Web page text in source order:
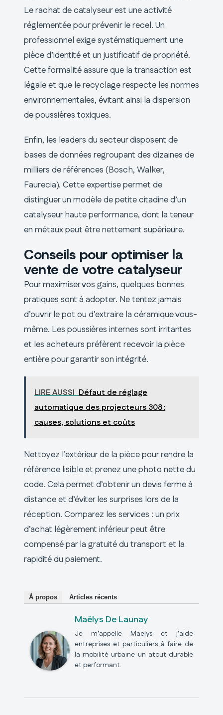
Le rachat de catalyseur est une activité
réglementée pour prévenir le recel. Un
professionnel exige systématiquement une
pièce d’identité et un justificatif de propriété.
Cette formalité assure que la transaction est
légale et que le recyclage respecte les normes
environnementales, évitant ainsi la dispersion
de poussières toxiques.
Enfin, les leaders du secteur disposent de
bases de données regroupant des dizaines de
milliers de références (Bosch, Walker,
Faurecia). Cette expertise permet de
distinguer un modèle de petite citadine d’un
catalyseur haute performance, dont la teneur
en métaux peut être nettement supérieure.
Conseils pour optimiser la
vente de votre catalyseur
Pour maximiser vos gains, quelques bonnes
pratiques sont à adopter. Ne tentez jamais
d’ouvrir le pot ou d’extraire la céramique vous-
même. Les poussières internes sont irritantes
et les acheteurs préfèrent recevoir la pièce
entière pour garantir son intégrité.
LIRE AUSSI Défaut de réglage
automatique des projecteurs 308 :
causes, solutions et coûts
Nettoyez l’extérieur de la pièce pour rendre la
référence lisible et prenez une photo nette du
code. Cela permet d’obtenir un devis ferme à
distance et d’éviter les surprises lors de la
réception. Comparez les services : un prix
d’achat légèrement inférieur peut être
compensé par la gratuité du transport et la
rapidité du paiement.
À propos Articles récents
Maëlys De Launay
Je m’appelle Maëlys et j’aide
entreprises et particuliers à faire de
la mobilité urbaine un atout durable
et performant.